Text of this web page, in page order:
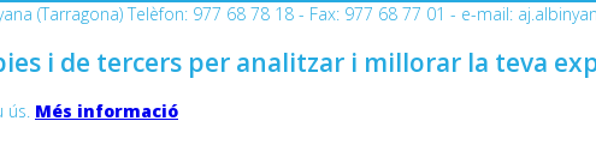
(Tarragona) Telèfon: 977 68 78 18 - Fax: 977 68 77 01 - e-mail:
i de tercers per analitzar i millorar la teva
ús. Més informació